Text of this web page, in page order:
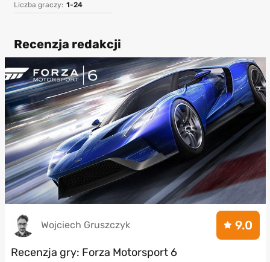
Liczba graczy: 1-24
Recenzja redakcji
Wojciech Gruszczyk 9.0
Recenzja gry: Forza Motorsport 6